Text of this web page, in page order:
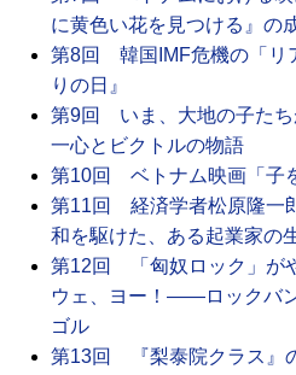
に黄色い花を見つける』の
第8回 韓国IMF危機の「
りの日』
第9回 いま、大地の子た
一心とビクトルの物語
第10回 ベトナム映画「子
第11回 経済学者松原隆一
和を駆けた、ある起業家の
第12回 「匈奴ロック」が
ウェ、ヨー！――ロックバ
ゴル
第13回 『梨泰院クラス』